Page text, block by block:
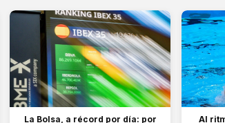
La Bolsa, a récord por día: por Al